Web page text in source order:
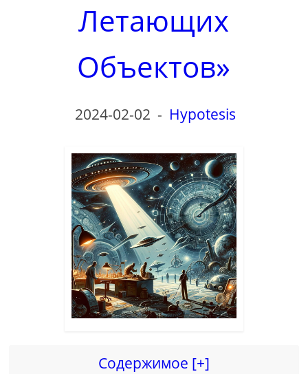
Летающих
Объектов»
2024-02-02 - Hypotesis
Содержимое [+]